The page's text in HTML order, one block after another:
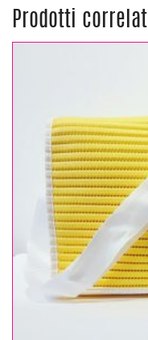
Prodotti correlati